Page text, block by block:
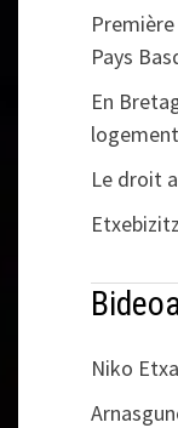
Pays
En
logement
Le droit
Niko